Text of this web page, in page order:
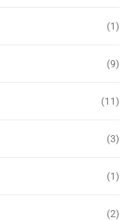
(1)
(9)
(11)
(3)
(1)
(2)